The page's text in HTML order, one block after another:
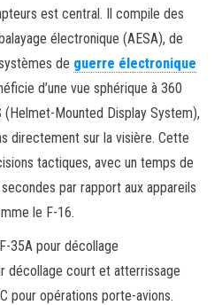
est central. Il compile des
électronique (AESA), de
de guerre électronique
d’une vue sphérique à 360
Mounted Display System),
directement sur la visière. Cette
tactiques, avec un temps de
par rapport aux appareils
le F-16.
35A pour décollage
décollage court et atterrissage
pour opérations porte-avions.